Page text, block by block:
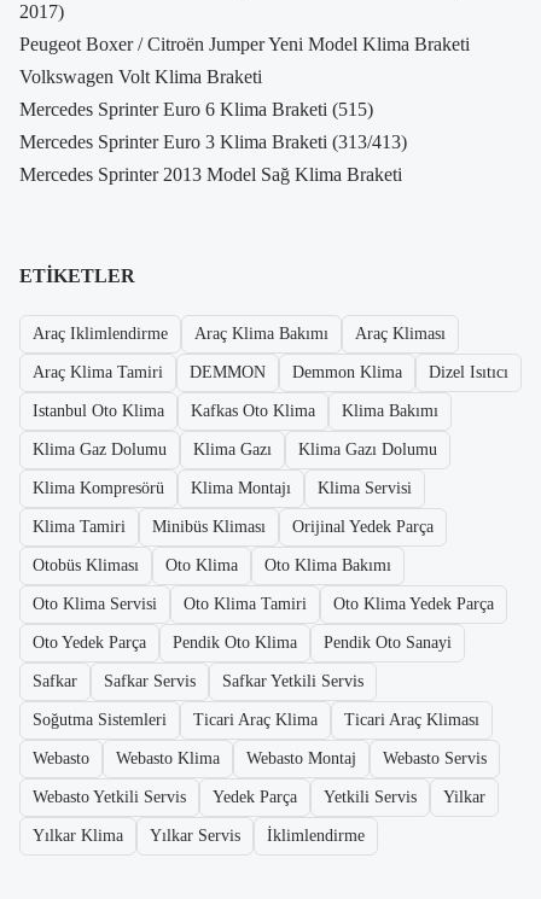
2017)
Peugeot Boxer / Citroën Jumper Yeni Model Klima Braketi
Volkswagen Volt Klima Braketi
Mercedes Sprinter Euro 6 Klima Braketi (515)
Mercedes Sprinter Euro 3 Klima Braketi (313/413)
Mercedes Sprinter 2013 Model Sağ Klima Braketi
ETIKETLER
Araç Iklimlendirme Araç Klima Bakımı Araç Kliması
Araç Klima Tamiri DEMMON Demmon Klima Dizel Isıtıcı
Istanbul Oto Klima Kafkas Oto Klima Klima Bakımı
Klima Gaz Dolumu Klima Gazı Klima Gazı Dolumu
Klima Kompresörü Klima Montajı Klima Servisi
Klima Tamiri Minibüs Kliması Orijinal Yedek Parça
Otobüs Kliması Oto Klima Oto Klima Bakımı
Oto Klima Servisi Oto Klima Tamiri Oto Klima Yedek Parça
Oto Yedek Parça Pendik Oto Klima Pendik Oto Sanayi
Safkar Safkar Servis Safkar Yetkili Servis
Soğutma Sistemleri Ticari Araç Klima Ticari Araç Kliması
Webasto Webasto Klima Webasto Montaj Webasto Servis
Webasto Yetkili Servis Yedek Parça Yetkili Servis Yilkar
Yılkar Klima Yılkar Servis İklimlendirme